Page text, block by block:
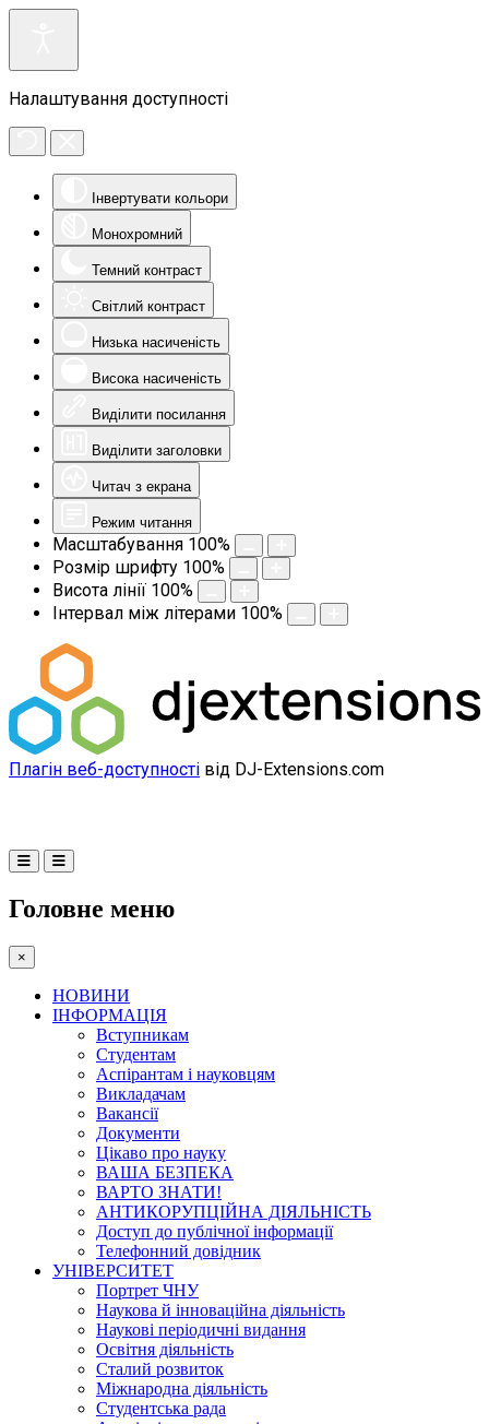
Налаштування доступності
Інвертувати кольори
Монохромний
Темний контраст
Світлий контраст
Низька насиченість
Висока насиченість
Виділити посилання
Виділити заголовки
Читач з екрана
Режим читання
Масштабування 100%
Розмір шрифту 100%
Висота лінії 100%
Інтервал між літерами 100%
Плагін веб-доступності від DJ-Extensions.com
Головне меню
×
НОВИНИ
ІНФОРМАЦІЯ
Вступникам
Студентам
Аспірантам і науковцям
Викладачам
Вакансії
Документи
Цікаво про науку
ВАША БЕЗПЕКА
ВАРТО ЗНАТИ!
АНТИКОРУПЦІЙНА ДІЯЛЬНІСТЬ
Доступ до публічної інформації
Телефонний довідник
УНІВЕРСИТЕТ
Портрет ЧНУ
Наукова й інноваційна діяльність
Наукові періодичні видання
Освітня діяльність
Сталий розвиток
Міжнародна діяльність
Студентська рада